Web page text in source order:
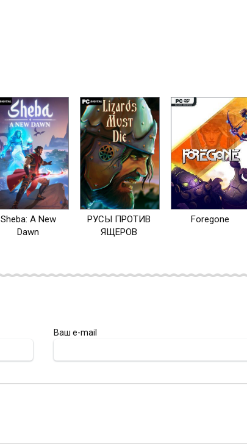
Sheba: A New
Dawn
РУСЫ ПРОТИВ
ЯЩЕРОВ
Foregone
Ваш e-mail